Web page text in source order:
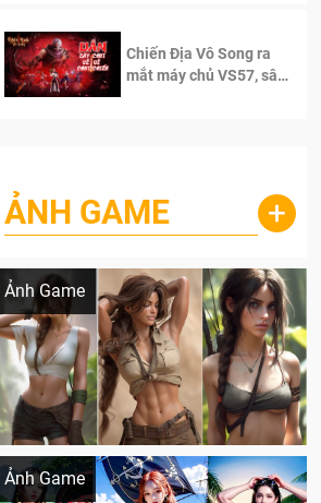
Ngạo Thiên Mobile
Chiến Địa Vô Song ra
mắt máy chủ VS57, sân
ẢNH GAME +
Ảnh Game
Lala Croft vừa nóng vừa xinh dưới nét vẽ
Ảnh Game
Khi AI Cosplay gái đẹp One Piece